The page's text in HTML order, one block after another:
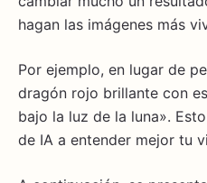
hagan las imágenes más
Por ejemplo, en lugar de
dragón rojo brillante con
bajo la luz de la luna».
de IA a entender mejor tu